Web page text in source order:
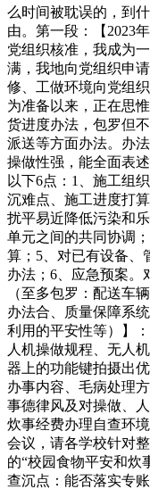
么时间被耽误的，到
由。第一段：【2023
党组织核准，我成为
满，我地向党组织申
修、工做环境向党组
为准备以来，正在思
货进度办法，包罗但
派送等方面办法。办
操做性强，能全面表
以下6点：1、施工组
沉难点、施工进度打
扰平易近降低污染和
单元之间的共同协调
算；5、对已有设备、
办法；6、应急预案。
（至多包罗：配送车
办法合、质量保障系
利用的平安性等）】
人机操做规程、无人
器上的功能键拍摄出
办事内容、毛病处理
事德律风及对操做、
炊事经费办理自查环
会议，请各学校针对
的“校园食物平安和炊
查沉点：能否落实专